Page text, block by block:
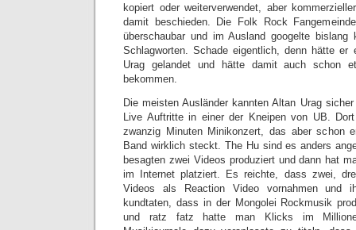
kopiert oder weiterverwendet, aber
damit beschieden. Die Folk Rock
überschaubar und im Ausland googelte bislang
Schlagworten. Schade eigentlich, denn hätte
Urag gelandet und hätte damit auch schon
bekommen.
Die meisten Ausländer kannten Altan Urag
Live Auftritte in einer der Kneipen von UB.
zwanzig Minuten Minikonzert, das aber schon
Band wirklich steckt. The Hu sind es anders
besagten zwei Videos produziert und dann hat
im Internet platziert. Es reichte, dass zwei,
Videos als Reaction Video vornahmen und
kundtaten, dass in der Mongolei Rockmusik
und ratz fatz hatte man Klicks im